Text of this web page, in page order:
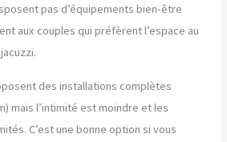
pas d’équipements bien-être
aux couples qui préfèrent l’espace au
des installations complètes
mais l’intimité est moindre et les
C’est une bonne option si vous